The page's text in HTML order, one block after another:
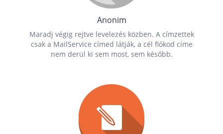
Anonim
Maradj végig rejtve levelezés közben. A címzettek
csak a MailService címed látják, a cél fiókod címe
nem derül ki sem most, sem később.